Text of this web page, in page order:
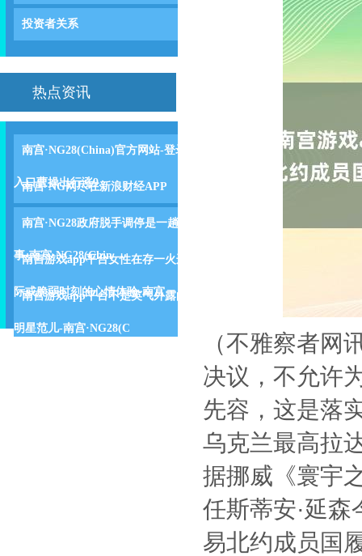
投资者关系
热点资讯
南宫·NG28(China)官方网站-登录
入口曹操出行涨9.
南宫·NG网尽在新浪财经APP
南宫·NG28政府脱手调停是一趟
事-南宫·NG28(Chin
南宫游戏app平台女性在存一火边
际或脆弱时刻的心情体验-南宫
南宫游戏app平台不是英气外露的
明星范儿-南宫·NG28(C
（不雅察者网
决议，不允许
先容，这是落
乌克兰最高拉
据挪威《寰宇
任斯蒂安·延
易北约成员国